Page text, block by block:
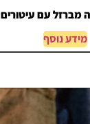
מברזל עם עיטורים
מידע נוסף